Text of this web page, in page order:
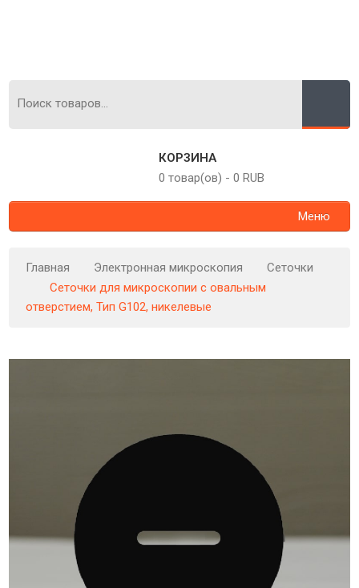
КОРЗИНА
0 товар(ов) - 0 RUB
Меню
Главная Электронная микроскопия
Сеточки
Сеточки для микроскопии с овальным
отверстием, Тип G102, никелевые